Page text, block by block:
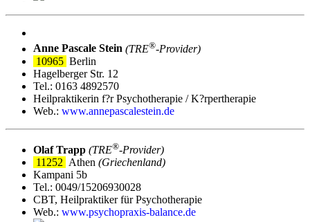
Anne Pascale Stein (TRE®‑Provider)
10965 Berlin
Hagelberger Str. 12
Tel.: 0163 4892570
Heilpraktikerin f?r Psychotherapie / K?rpertherapie
Web.: www.annepascalestein.de
Olaf Trapp (TRE®‑Provider)
11252 Athen (Griechenland)
Kampani 5b
Tel.: 0049/15206930028
CBT, Heilpraktiker für Psychotherapie
Web.: www.psychopraxis-balance.de